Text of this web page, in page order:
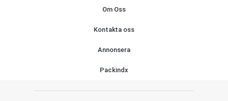
Om Oss
Kontakta oss
Annonsera
Packindx